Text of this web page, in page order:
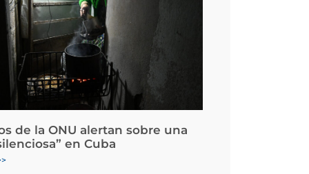
de la ONU alertan sobre una
en Cuba